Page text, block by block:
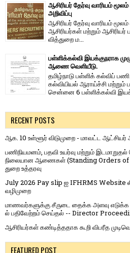
ஆசிரியர் தேர்வு வாரியம்
அறிவிப்பு
ஆசிரியர் தேர்வு வாரி​யம்
ஆசிரியர்​கள் மற்​றும்
வித்​துறை ம...
பள்ளிக்கல்வி இயக்குநராக
ஆணை வெளியீடு.
தமிழ்நாடு பள்ளிக் கல்விப் பணி
கல்வியியல் ஆராய்ச்சி மற்றும்
சென்னை 6 பள்ளிக்கல்வி
RECENT POSTS
ஆக. 10 உள்ளூர் விடுமுறை - மாவட்ட ஆட்சியர்
பணிநியமனம், பதவி உயர்வு மற்றும்
நிலையான ஆணைகள் (Standing Orders
துறை உத்தரவு
July 2026 Pay slip ஐ IFHRMS Website
வழிமுறை
மாணவர்களுக்கு சீருடை தைக்க அளவு
ல் பதிவேற்றம் செய்தல் -- Director
ஆசிரியர்கள் கண்டித்ததாக கூறி விபரீத
FEATURED POST